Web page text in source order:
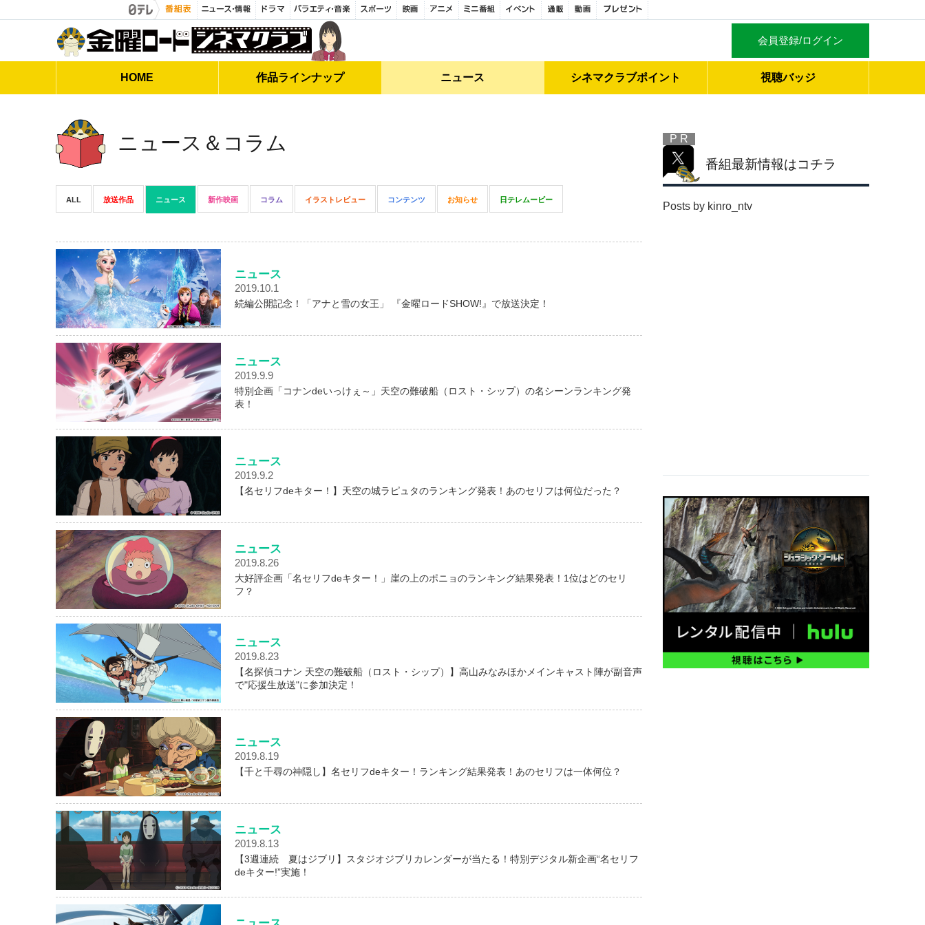
会員登録/ログイン
HOME 作品ラインナップ ニュース シネマクラブポイント 視聴バッジ
ニュース＆コラム
ALL 放送作品 ニュース 新作映画 コラム イラストレビュー コンテンツ お知らせ 日テレムービー
ニュース
2019.10.1
続編公開記念！「アナと雪の女王」 『金曜ロードSHOW!』で放送決定！
ニュース
2019.9.9
特別企画「コナンdeいっけぇ～」天空の難破船（ロスト・シップ）の名シーンランキング発
表！
ニュース
2019.9.2
【名セリフdeキター！】天空の城ラピュタのランキング発表！あのセリフは何位だった？
ニュース
2019.8.26
大好評企画「名セリフdeキター！」崖の上のポニョのランキング結果発表！1位はどのセリ
フ？
ニュース
2019.8.23
【名探偵コナン 天空の難破船（ロスト・シップ）】高山みなみほかメインキャスト陣が副音声
で"応援生放送"に参加決定！
ニュース
2019.8.19
【千と千尋の神隠し】名セリフdeキター！ランキング結果発表！あのセリフは一体何位？
ニュース
2019.8.13
【3週連続 夏はジブリ】スタジオジブリカレンダーが当たる！特別デジタル新企画“名セリフ
deキター!”実施！
P R
番組最新情報はコチラ
Posts by kinro_ntv